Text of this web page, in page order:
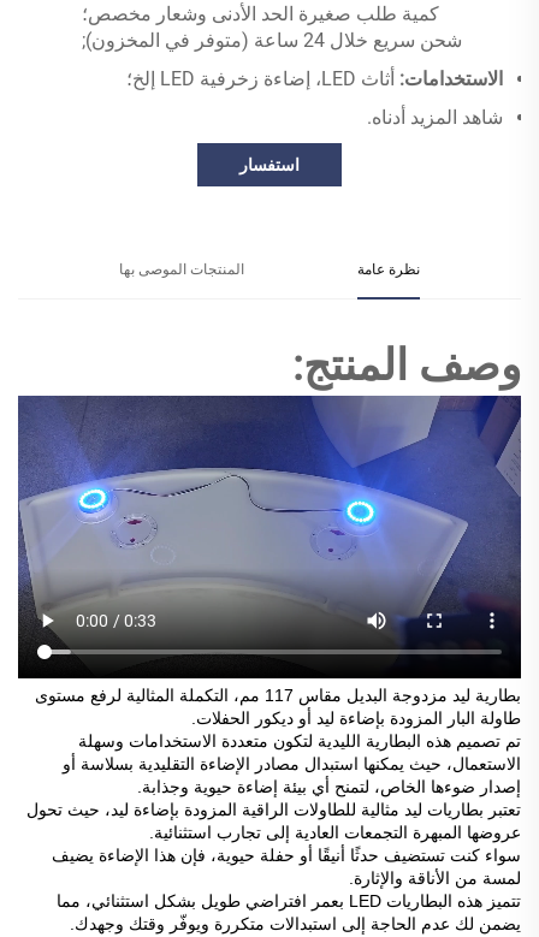
كمية طلب صغيرة الحد الأدنى وشعار مخصص؛
شحن سريع خلال 24 ساعة (متوفر في المخزون);
الاستخدامات: أثاث LED، إضاءة زخرفية LED إلخ؛
شاهد المزيد أدناه.
استفسار
نظرة عامة المنتجات الموصى بها
وصف المنتج:
بطارية ليد مزدوجة البديل مقاس 117 مم، التكملة المثالية لرفع مستوى
طاولة البار المزودة بإضاءة ليد أو ديكور الحفلات.
تم تصميم هذه البطارية الليدية لتكون متعددة الاستخدامات وسهلة
الاستعمال، حيث يمكنها استبدال مصادر الإضاءة التقليدية بسلاسة أو
إصدار ضوءها الخاص، لتمنح أي بيئة إضاءة حيوية وجذابة.
تعتبر بطاريات ليد مثالية للطاولات الراقية المزودة بإضاءة ليد، حيث تحول
عروضها المبهرة التجمعات العادية إلى تجارب استثنائية.
سواء كنت تستضيف حدثًا أنيقًا أو حفلة حيوية، فإن هذا الإضاءة يضيف
لمسة من الأناقة والإثارة.
تتميز هذه البطاريات LED بعمر افتراضي طويل بشكل استثنائي، مما
يضمن لك عدم الحاجة إلى استبدالات متكررة ويوفّر وقتك وجهدك.